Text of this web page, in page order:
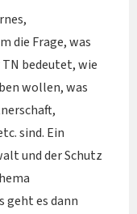
die Frage, was
TN bedeutet, wie
wollen, was
sind. Ein
und der Schutz
geht es dann